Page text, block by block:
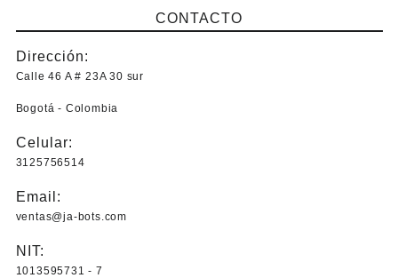
CONTACTO
Dirección:
Calle 46 A # 23A 30 sur
Bogotá - Colombia
Celular:
3125756514
Email:
ventas@ja-bots.com
NIT:
1013595731 - 7